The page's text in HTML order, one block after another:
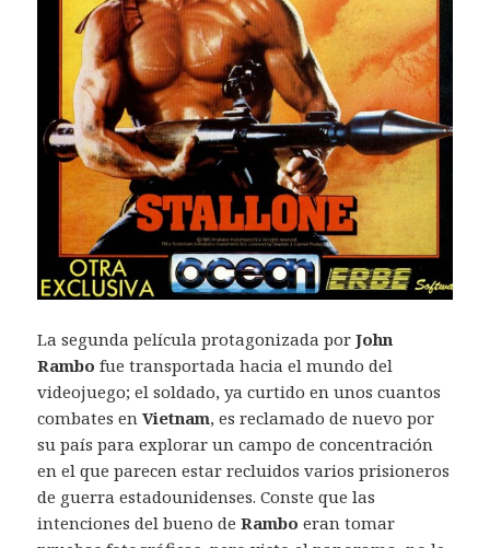
La segunda película protagonizada porJohn
Rambo fue transportada hacia el mundo del
videojuego; el soldado, ya curtido en unos cuantos
combates enVietnam, es reclamado de nuevo por
su país para explorar un campo de concentración
en el que parecen estar recluidos varios prisioneros
de guerra estadounidenses. Conste que las
intenciones del bueno deRambo eran tomar